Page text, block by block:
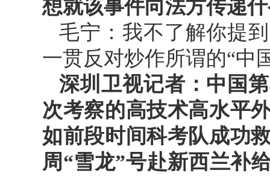
想就该事件向法方传递
毛宁：我不了解你提
一贯反对炒作所谓的“中
深圳卫视记者：中国
次考察的高技术高水平
如前段时间科考队成功
周“雪龙”号赴新西兰补